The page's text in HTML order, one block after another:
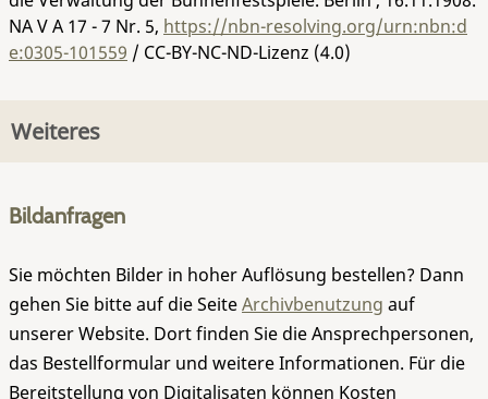
NA V A 17 - 7 Nr. 5, https://nbn-resolving.org/urn:nbn:d
e:0305-101559 / CC-BY-NC-ND-Lizenz (4.0)
Weiteres
Bildanfragen
Sie möchten Bilder in hoher Auflösung bestellen? Dann
gehen Sie bitte auf die SeiteArchivbenutzung auf
unserer Website. Dort finden Sie die Ansprechpersonen,
das Bestellformular und weitere Informationen. Für die
Bereitstellung von Digitalisaten können Kosten